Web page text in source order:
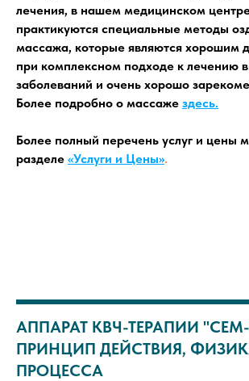
лечения, в нашем медицинском
практикуются специальные методы
массажа, которые являются хорошим
при комплексном подходе к лечению
заболеваний и очень хорошо
Более подробно о массаже здесь.
Более полный перечень услуг и цены
разделе «Услуги и Цены».
АППАРАТ КВЧ-ТЕРАПИИ "CEM-
ПРИНЦИП ДЕЙСТВИЯ,
ПРОЦЕССА